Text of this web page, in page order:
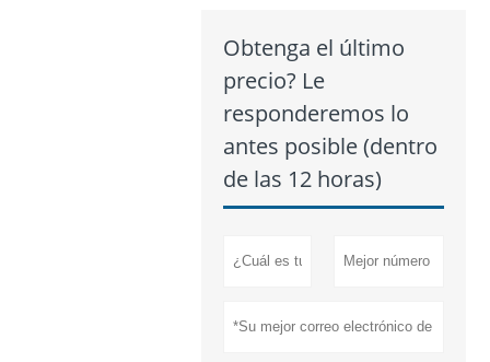
Obtenga el último
precio? Le
responderemos lo
antes posible (dentro
de las 12 horas)